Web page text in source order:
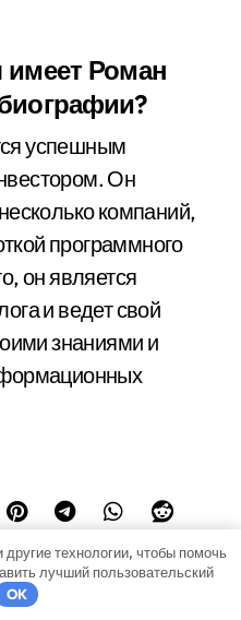
имеет Роман
успешным
Он
компаний,
программного
он является
и ведет свой
знаниями и
технологии, чтобы помочь
лучший пользовательский
OK